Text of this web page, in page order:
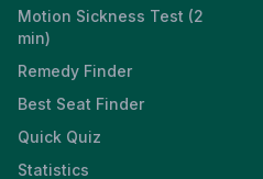
Motion Sickness Test (2
min)
Remedy Finder
Best Seat Finder
Quick Quiz
Statistics